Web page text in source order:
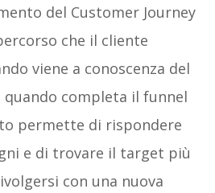
del Customer Journey
che il cliente
viene a conoscenza del
completa il funnel
permette di rispondere
e di trovare il target più
con una nuova